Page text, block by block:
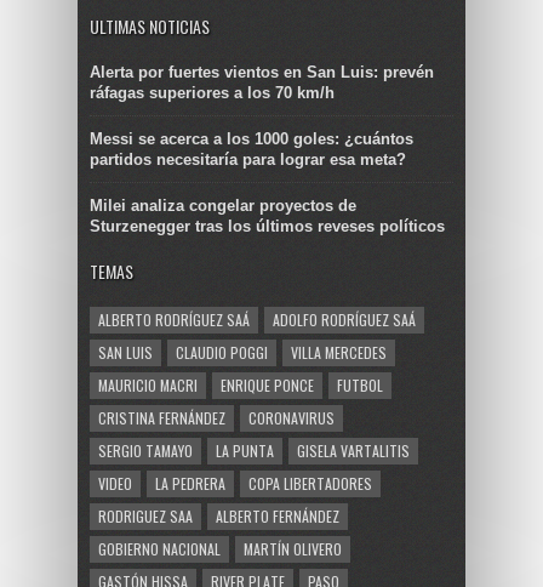
ULTIMAS NOTICIAS
Alerta por fuertes vientos en San Luis: prevén
ráfagas superiores a los 70 km/h
Messi se acerca a los 1000 goles: ¿cuántos
partidos necesitaría para lograr esa meta?
Milei analiza congelar proyectos de
Sturzenegger tras los últimos reveses políticos
TEMAS
ALBERTO RODRÍGUEZ SAÁ
ADOLFO RODRÍGUEZ SAÁ
SAN LUIS
CLAUDIO POGGI
VILLA MERCEDES
MAURICIO MACRI
ENRIQUE PONCE
FUTBOL
CRISTINA FERNÁNDEZ
CORONAVIRUS
SERGIO TAMAYO
LA PUNTA
GISELA VARTALITIS
VIDEO
LA PEDRERA
COPA LIBERTADORES
RODRIGUEZ SAA
ALBERTO FERNÁNDEZ
GOBIERNO NACIONAL
MARTÍN OLIVERO
GASTÓN HISSA
RIVER PLATE PASO